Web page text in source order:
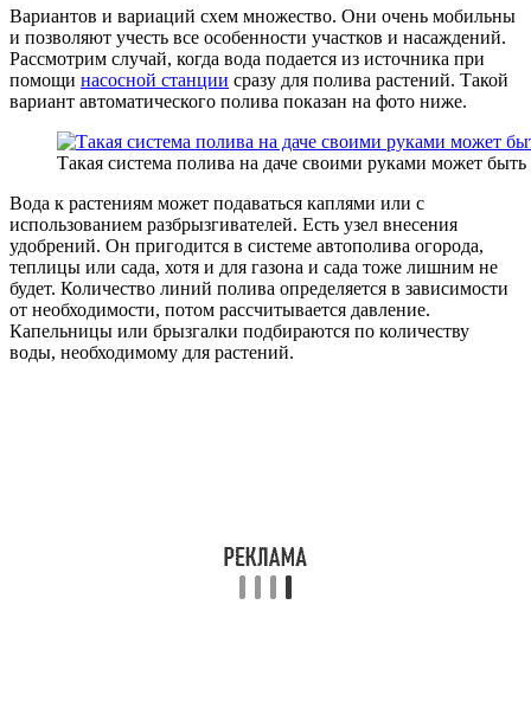
Вариантов и вариаций схем множество. Они очень мобильны
и позволяют учесть все особенности участков и насаждений.
Рассмотрим случай, когда вода подается из источника при
помощи насосной станции сразу для полива растений. Такой
вариант автоматического полива показан на фото ниже.
Такая система полива на даче своими руками может быть
Вода к растениям может подаваться каплями или с
использованием разбрызгивателей. Есть узел внесения
удобрений. Он пригодится в системе автополива огорода,
теплицы или сада, хотя и для газона и сада тоже лишним не
будет. Количество линий полива определяется в зависимости
от необходимости, потом рассчитывается давление.
Капельницы или брызгалки подбираются по количеству
воды, необходимому для растений.